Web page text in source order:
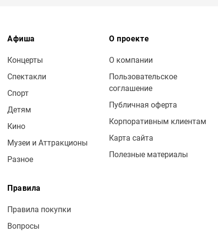
Афиша
Концерты
Спектакли
Спорт
Детям
Кино
Музеи и Аттракционы
Разное
О проекте
О компании
Пользовательское
соглашение
Публичная оферта
Корпоративным клиентам
Карта сайта
Полезные материалы
Правила
Правила покупки
Вопросы